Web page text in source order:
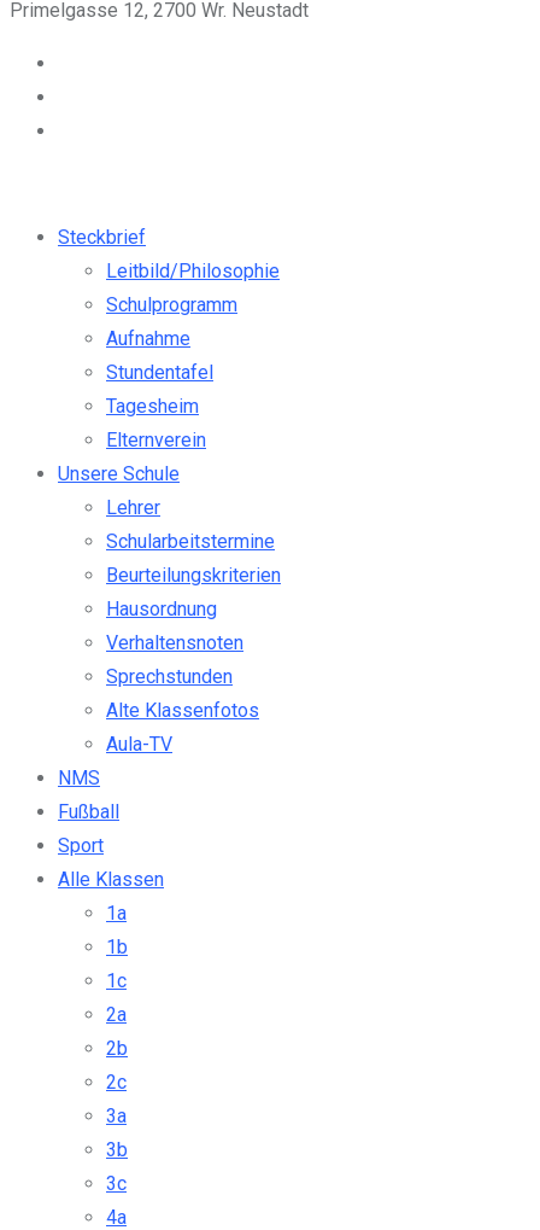
Primelgasse 12, 2700 Wr. Neustadt
Steckbrief
Leitbild/Philosophie
Schulprogramm
Aufnahme
Stundentafel
Tagesheim
Elternverein
Unsere Schule
Lehrer
Schularbeitstermine
Beurteilungskriterien
Hausordnung
Verhaltensnoten
Sprechstunden
Alte Klassenfotos
Aula-TV
NMS
Fußball
Sport
Alle Klassen
1a
1b
1c
2a
2b
2c
3a
3b
3c
4a